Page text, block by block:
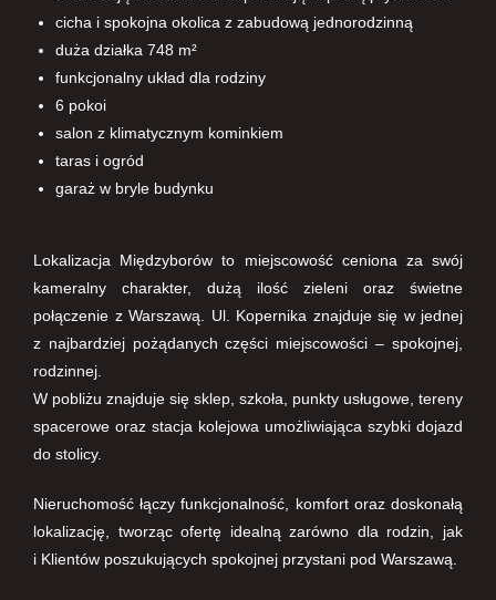
cicha i spokojna okolica z zabudową jednorodzinną
duża działka 748 m²
funkcjonalny układ dla rodziny
6 pokoi
salon z klimatycznym kominkiem
taras i ogród
garaż w bryle budynku
Lokalizacja Międzyborów to miejscowość ceniona za swój
kameralny charakter, dużą ilość zieleni oraz świetne
połączenie z Warszawą. Ul. Kopernika znajduje się w jednej
z najbardziej pożądanych części miejscowości – spokojnej,
rodzinnej.
W pobliżu znajduje się sklep, szkoła, punkty usługowe, tereny
spacerowe oraz stacja kolejowa umożliwiająca szybki dojazd
do stolicy.
Nieruchomość łączy funkcjonalność, komfort oraz doskonałą
lokalizację, tworząc ofertę idealną zarówno dla rodzin, jak
i Klientów poszukujących spokojnej przystani pod Warszawą.